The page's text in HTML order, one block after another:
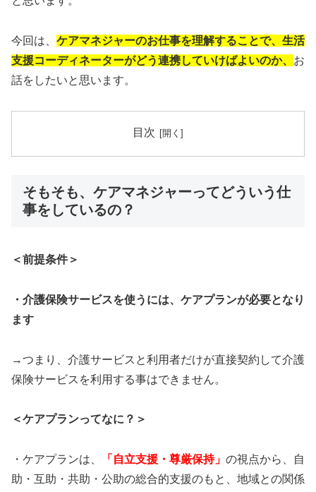
今回は、 ケアマネジャーのお仕事を理解することで、生活
支援コーディネーターがどう連携していけばよいのか、 お
話をしたいと思います。
目次
そもそも、ケアマネジャーってどういう仕
事をしているの？
＜前提条件＞
・介護保険サービスを使うには、ケアプランが必要となり
ます
→つまり、介護サービスと利用者だけが直接契約して介護
保険サービスを利用する事はできません。
＜ケアプランってなに？＞
・ケアプランは、 「自立支援・尊厳保持」 の視点から、自
助・互助・共助・公助の総合的支援のもと、地域との関係